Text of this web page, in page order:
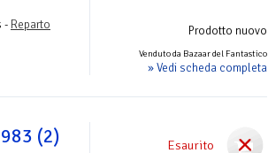
Prodotto nuovo
Venduto da Bazaar del Fantastico
» Vedi scheda completa
- Reparto
Esaurito
(2)